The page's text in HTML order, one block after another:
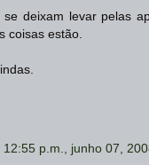
se deixam levar pelas
coisas estão.
12:55 p.m., junho 07,